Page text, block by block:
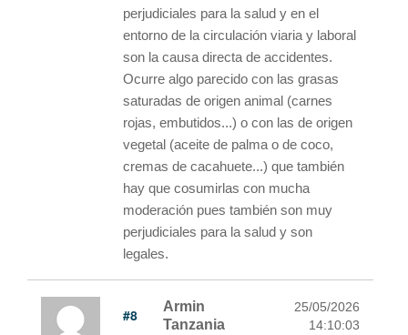
perjudiciales para la salud y en el
entorno de la circulación viaria y laboral
son la causa directa de accidentes.
Ocurre algo parecido con las grasas
saturadas de origen animal (carnes
rojas, embutidos...) o con las de origen
vegetal (aceite de palma o de coco,
cremas de cacahuete...) que también
hay que cosumirlas con mucha
moderación pues también son muy
perjudiciales para la salud y son
legales.
#8
Armin
Tanzania
25/05/2026
14:10:03